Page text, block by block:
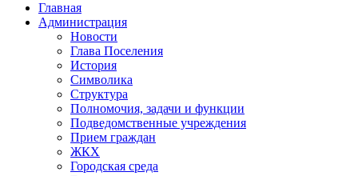
Главная
Администрация
Новости
Глава Поселения
История
Символика
Структура
Полномочия, задачи и функции
Подведомственные учреждения
Прием граждан
ЖКХ
Городская среда